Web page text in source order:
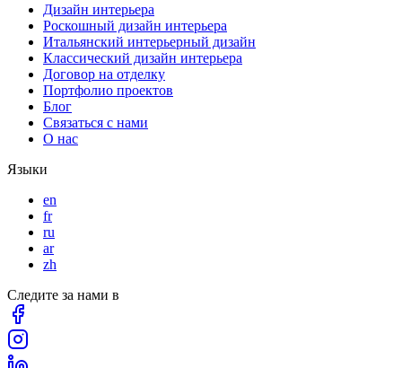
Дизайн интерьера
Роскошный дизайн интерьера
Итальянский интерьерный дизайн
Классический дизайн интерьера
Договор на отделку
Портфолио проектов
Блог
Связаться с нами
О нас
Языки
en
fr
ru
ar
zh
Следите за нами в